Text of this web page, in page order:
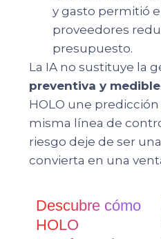
y gasto permitió
proveedores
presupuesto.
La IA no sustituye la
preventiva y medible
HOLO une
misma línea de
riesgo deje de ser
convierta en una
Descubre cómo
HOLO